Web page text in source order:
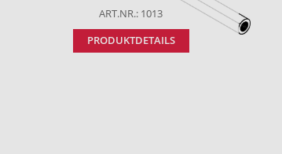
ART.NR.: 1013
PRODUKTDETAILS